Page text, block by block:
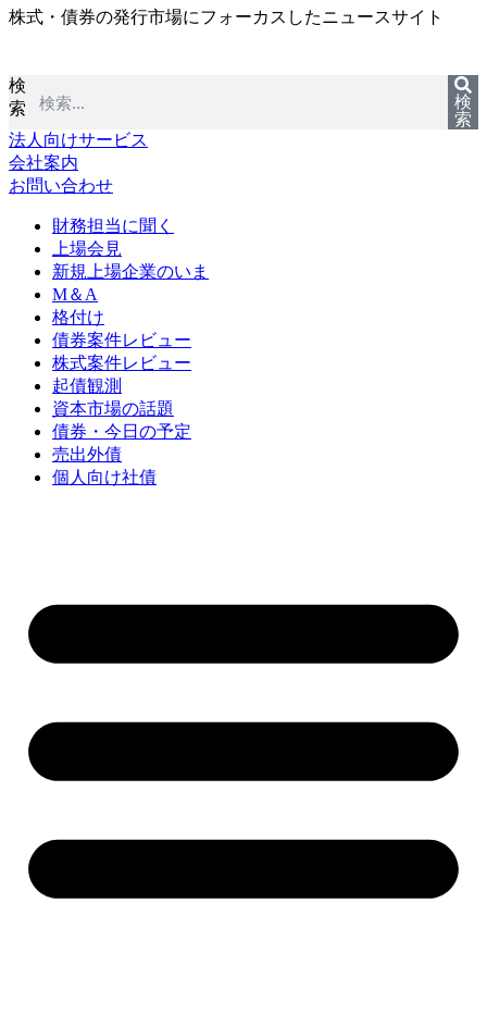
コ
ン
ツ
に
ス
キ
ッ
株式・債券の発行市場にフォーカスしたニュースサイト
検
索
検
索
法人向けサービス
会社案内
お問い合わせ
財務担当に聞く
上場会見
新規上場企業のいま
M＆A
格付け
債券案件レビュー
株式案件レビュー
起債観測
資本市場の話題
債券・今日の予定
売出外債
個人向け社債